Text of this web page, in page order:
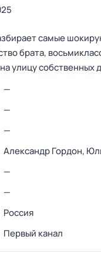
самые
брата,
улицу собственных
—
—
—
Александр Гордон,
—
—
Россия
Первый канал